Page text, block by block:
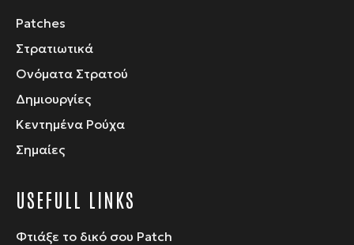
Patches
Στρατιωτικά
Ονόματα Στρατού
Δημιουργίες
Κεντημένα Ρούχα
Σημαίες
USEFULL LINKS
Φτιάξε το δικό σου Patch